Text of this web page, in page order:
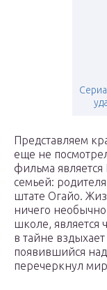
Представляем
еще не
фильма является
семьей:
штате Огайо.
ничего
школе,
в тайне
появившийся
перечеркнул